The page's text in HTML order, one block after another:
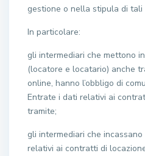
gestione o nella stipula di
In particolare:
gli intermediari che mettono
(locatore e locatario) anche
online, hanno l’obbligo di
Entrate i dati relativi ai
tramite;
gli intermediari che
relativi ai contratti di